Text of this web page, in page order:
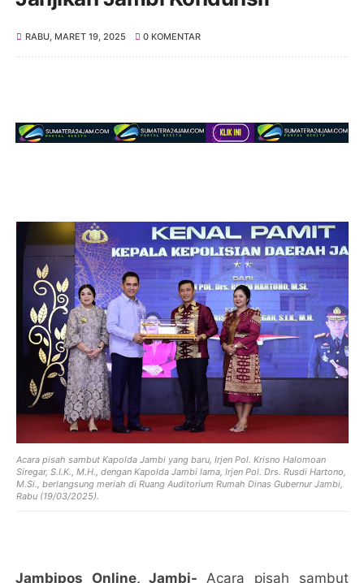
RABU, MARET 19, 2025 0 KOMENTAR
Acara pisah sambut Kapolda Jambi yang baru, Irjen Pol. Krisno Halomoan
Siregar, S.I.K., M.H., dengan Kapolda Jambi lama, Irjen Pol. Drs. Rusdi Hartono,
M.Si., berlangsung meriah di Ruang Auditorium Rumah Dinas Gubernur Jambi,
Rabu (19/03/2025).
Jambipos Online, Jambi- Acara pisah sambut